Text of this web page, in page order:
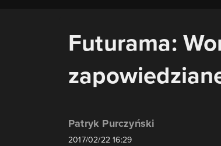
Futurama:
Patryk Purczyński
2017/02/22 16:29